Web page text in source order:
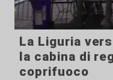
La Liguria
la cabina di
coprifuoco